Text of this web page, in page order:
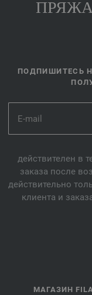
ПОДПИШИТЕСЬ
действителен в
заказа после
действительно
клиента и
МАГАЗИН